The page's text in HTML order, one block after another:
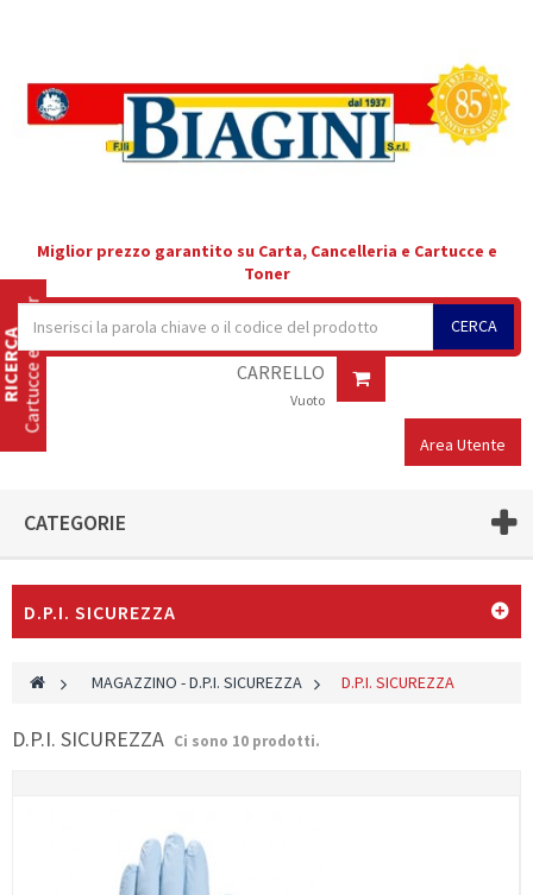
Miglior prezzo garantito su Carta, Cancelleria e Cartucce e
Toner
CERCA
CARRELLO
Vuoto
Area Utente
CATEGORIE
D.P.I. SICUREZZA
> MAGAZZINO - D.P.I. SICUREZZA > D.P.I. SICUREZZA
D.P.I. SICUREZZA Ci sono 10 prodotti.
Cartucce e Toner